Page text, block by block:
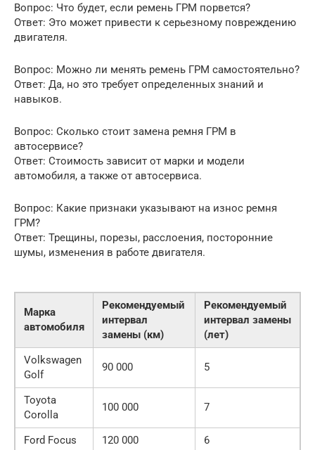
Вопрос: Что будет, если ремень ГРМ порвется?
Ответ: Это может привести к серьезному повреждению
двигателя.
Вопрос: Можно ли менять ремень ГРМ самостоятельно?
Ответ: Да, но это требует определенных знаний и
навыков.
Вопрос: Сколько стоит замена ремня ГРМ в
автосервисе?
Ответ: Стоимость зависит от марки и модели
автомобиля, а также от автосервиса.
Вопрос: Какие признаки указывают на износ ремня
ГРМ?
Ответ: Трещины, порезы, расслоения, посторонние
шумы, изменения в работе двигателя.
Марка
автомобиля
Рекомендуемый
интервал
замены (км)
Рекомендуемый
интервал замены
(лет)
Volkswagen
Golf
90 000 5
Toyota
Corolla
100 000 7
Ford Focus 120 000
6